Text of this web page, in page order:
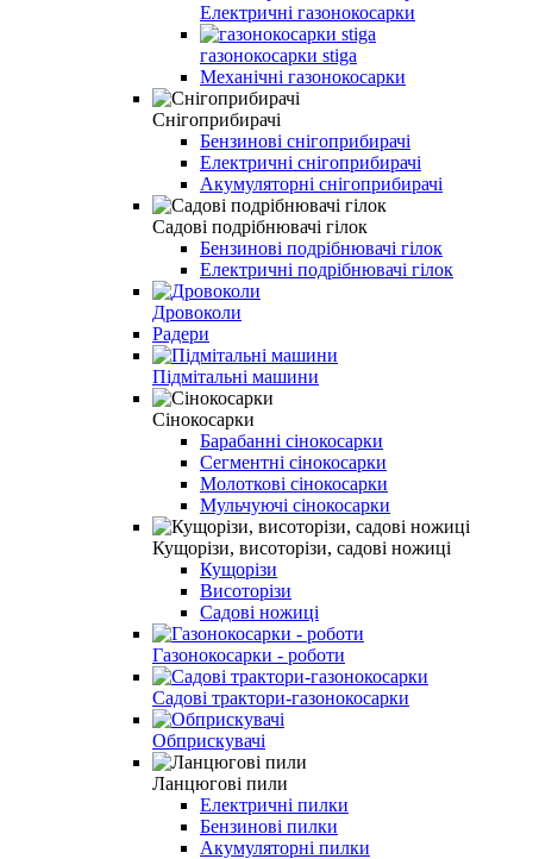
Електричні газонокосарки
газонокосарки stiga
Механічні газонокосарки
Снігоприбирачі
Бензинові снігоприбирачі
Електричні снігоприбирачі
Акумуляторні снігоприбирачі
Садові подрібнювачі гілок
Бензинові подрібнювачі гілок
Електричні подрібнювачі гілок
Дровоколи
Радери
Підмітальні машини
Сінокосарки
Барабанні сінокосарки
Сегментні сінокосарки
Молоткові сінокосарки
Мульчуючі сінокосарки
Кущорізи, висоторізи, садові ножиці
Кущорізи
Висоторізи
Садові ножиці
Газонокосарки - роботи
Садові трактори-газонокосарки
Обприскувачі
Ланцюгові пили
Електричні пилки
Бензинові пилки
Акумуляторні пилки